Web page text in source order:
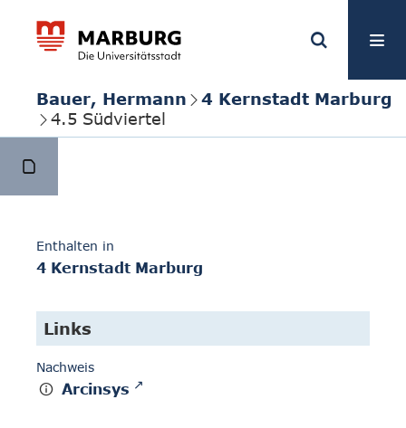
Bauer, Hermann
4 Kernstadt Marburg
4.5 Südviertel
Enthalten in
4 Kernstadt Marburg
Links
Nachweis
Arcinsys